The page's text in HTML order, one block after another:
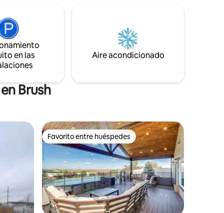
en las
Aire acondicionado
Brush
Favorito entre huéspedes
Favorito entre huéspedes